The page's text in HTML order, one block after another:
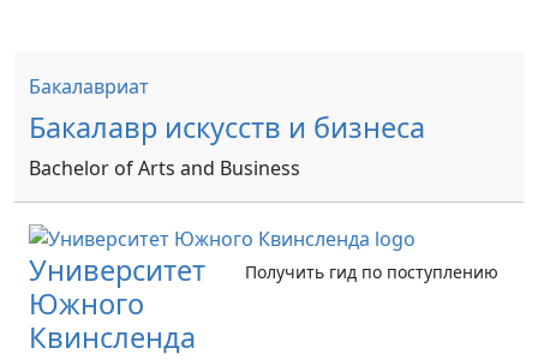
Бакалавриат
Бакалавр искусств и бизнеса
Bachelor of Arts and Business
Университет
Южного
Квинсленда
Получить гид по поступлению